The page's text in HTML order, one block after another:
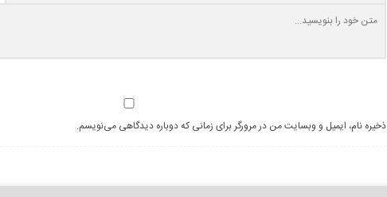
ذخیره نام، ایمیل و وبسایت من در مرورگر برای زمانی که دوباره دیدگاهی می‌نویسم.